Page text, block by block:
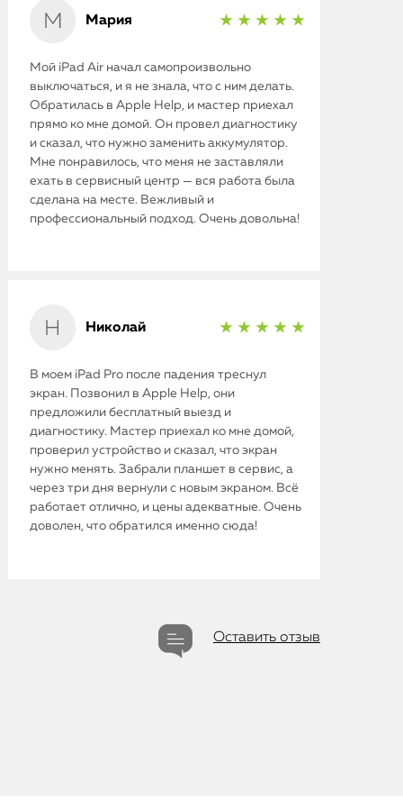
Мария ★ ★ ★ ★ ★
Мой iPad Air начал самопроизвольно
выключаться, и я не знала, что с ним делать.
Обратилась в Apple Help, и мастер приехал
прямо ко мне домой. Он провел диагностику
и сказал, что нужно заменить аккумулятор.
Мне понравилось, что меня не заставляли
ехать в сервисный центр — вся работа была
сделана на месте. Вежливый и
профессиональный подход. Очень довольна!
Николай ★ ★ ★ ★ ★
В моем iPad Pro после падения треснул
экран. Позвонил в Apple Help, они
предложили бесплатный выезд и
диагностику. Мастер приехал ко мне домой,
проверил устройство и сказал, что экран
нужно менять. Забрали планшет в сервис, а
через три дня вернули с новым экраном. Всё
работает отлично, и цены адекватные. Очень
доволен, что обратился именно сюда!
Оставить отзыв